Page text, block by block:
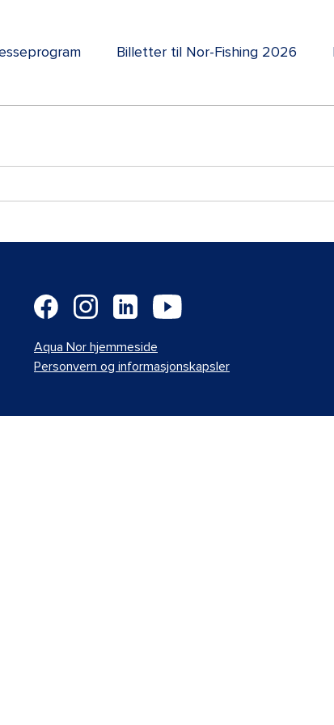
Billetter til Nor-Fishing 2026
Aqua Nor hjemmeside
Personvern og informasjonskapsler